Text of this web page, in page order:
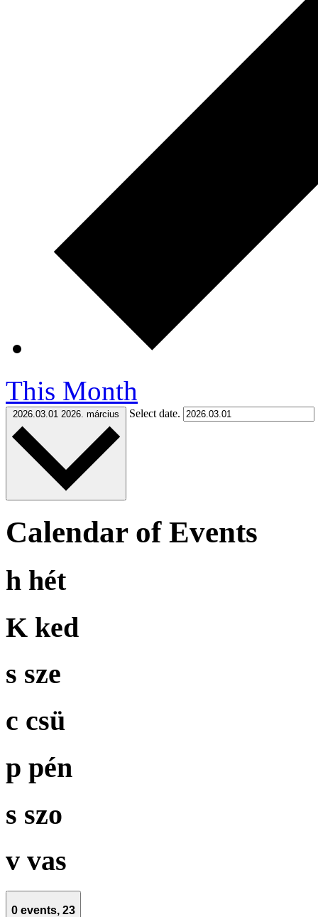
This Month
2026.03.01 2026. március Select date.
Calendar of Events
h hét
K ked
s sze
c csü
p pén
s szo
v vas
0 events, 23